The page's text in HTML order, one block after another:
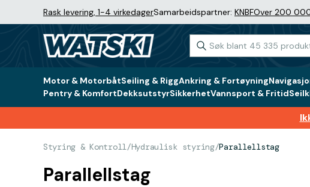
Rask levering, 1-4 virkedagerSamarbeidspartner: KNBFOver 200
Motor & MotorbåtSeiling & RiggAnkring & Fortøyning
Pentry & KomfortDekksutstyrSikkerhetVannsport & Fritid
Styring & Kontroll/Hydraulisk styring/Parallellstag
Parallellstag